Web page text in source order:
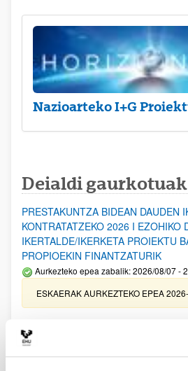
Nazioarteko I+G
Deialdi gaurkotuak
PRESTAKUNTZA BIDEAN DAUDEN
KONTRATATZEKO 2026 I EZOHIKO
IKERTALDE/IKERKETA PROIEKTU
PROPIOEKIN FINANTZATURIK
Aurkezteko epea zabalik: 2026/08/07 -
ESKAERAK AURKEZTEKO EPEA
erosi eta berritzeko laguntzak 2026
Izapide irekia